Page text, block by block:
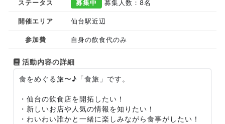
ステータス 募集中 募集人数：8名
開催エリア 仙台駅近辺
参加費 自身の飲食代のみ
活動内容の詳細
食をめぐる旅〜♪「食旅」です。
・仙台の飲食店を開拓したい！
・新しいお店や人気の情報を知りたい！
・わいわい誰かと一緒に楽しみながら食事がしたい！